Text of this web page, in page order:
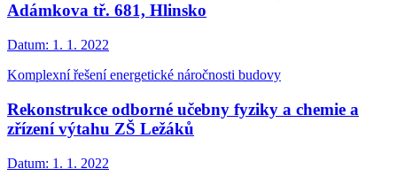
Adámkova tř. 681, Hlinsko
Datum: 1. 1. 2022
Komplexní řešení energetické náročnosti budovy
Rekonstrukce odborné učebny fyziky a chemie a
zřízení výtahu ZŠ Ležáků
Datum: 1. 1. 2022